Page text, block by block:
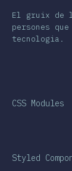
El gruix de
persones
tecnologia.
CSS Modules
Styled